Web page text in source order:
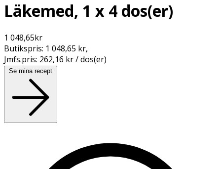
Läkemed, 1 x 4 dos(er)
1 048,65kr
Butikspris: 1 048,65 kr,
Jmfs.pris: 262,16 kr / dos(er)
Se mina recept